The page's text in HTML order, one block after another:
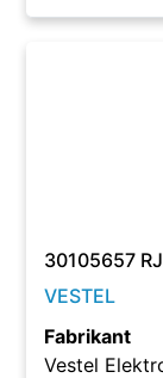
30105657
VESTEL
Fabrikant
Vestel